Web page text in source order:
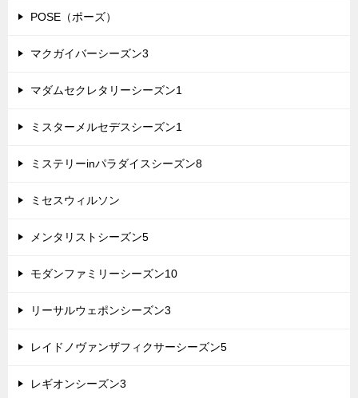
POSE（ポーズ）
マクガイバーシーズン3
マダムセクレタリーシーズン1
ミスターメルセデスシーズン1
ミステリーinパラダイスシーズン8
ミセスウィルソン
メンタリストシーズン5
モダンファミリーシーズン10
リーサルウェポンシーズン3
レイドノヴァンザフィクサーシーズン5
レギオンシーズン3